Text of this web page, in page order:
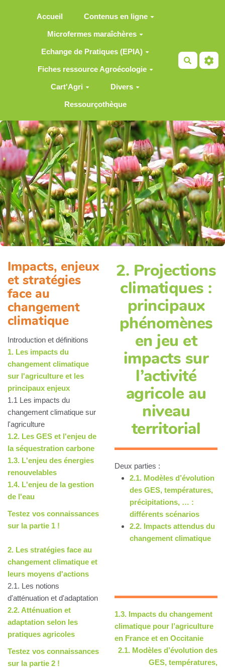
Accueil Contenus en ligne
Microfermes maraîchères
Echange de Pratiques (EPIA)
Fiches ressource Agroécologie
Cart'Agri Divers
Ressourçothèque
Impacts, enjeux
et stratégies
face au
changement
climatique
Introduction et définitions
1. Les impacts du
changement climatique
sur l'agriculture et les
principaux enjeux
1.1 Les impacts du
changement climatique sur
l'agriculture
1.2. Les GES et l'enjeu de
la séquestration carbone
1.3. L'enjeu des énergies
renouvelables
1.4. L'enjeu de la gestion
de l'eau
Testez vos connaissances
sur la partie 1 !
2. Les stratégies face au
changement climatique et
leurs moyens d'actions
2.1. Les notions
d'atténuation et d'adaptation
2.2. Atténuation et
adaptation selon les
pratiques agricoles
Testez vos connaissances
sur la partie 2 !
2. Projections
climatiques :
principaux
phénomènes
en jeu et
impacts sur
l’activité
agricole au
niveau
territorial
Deux parties :
2.1. Modèles d’évolution
des GES, températures,
précipitations, … :
différents scénarios
2.2. Impacts attendus du
changement climatique
1.3. Impacts du changement
climatique pour l’agriculture
en France et en Occitanie
2.1. Modèles d’évolution des
GES, températures,